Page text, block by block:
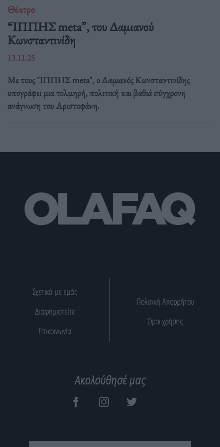
Θέατρο
“ΙΠΠΗΣ meta”, του Δαμιανού
Κωνσταντινίδη
13.11.25
Με τους "ΙΠΠΗΣ meta", ο Δαμιανός Κωνσταντινίδης
υπογράφει μια τολμηρή, πολιτική και βαθιά σύγχρονη
ανάγνωση του Αριστοφάνη.
Σχετικά με εμάς
Διαφημιστείτε
Επικοινωνία
Πολιτική Απορρήτου
Όροι χρήσης
Ακολούθησέ μας